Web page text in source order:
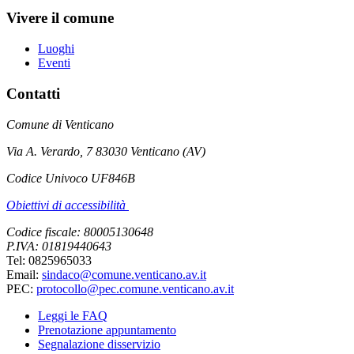
Vivere il comune
Luoghi
Eventi
Contatti
Comune di Venticano
Via A. Verardo, 7 83030 Venticano (AV)
Codice Univoco UF846B
Obiettivi di accessibilità
Codice fiscale: 80005130648
P.IVA: 01819440643
Tel: 0825965033
Email: sindaco@comune.venticano.av.it
PEC: protocollo@pec.comune.venticano.av.it
Leggi le FAQ
Prenotazione appuntamento
Segnalazione disservizio